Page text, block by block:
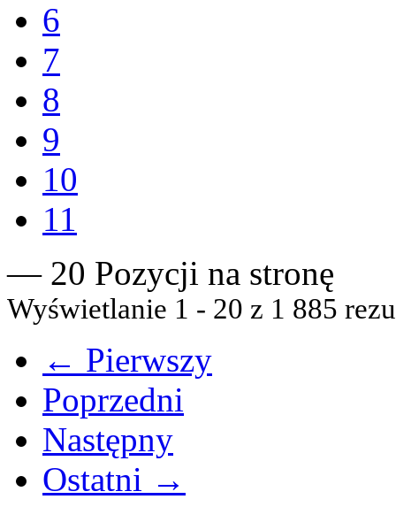
6
7
8
9
10
11
— 20 Pozycji na stronę
Wyświetlanie 1 - 20 z 1 885
← Pierwszy
Poprzedni
Następny
Ostatni →